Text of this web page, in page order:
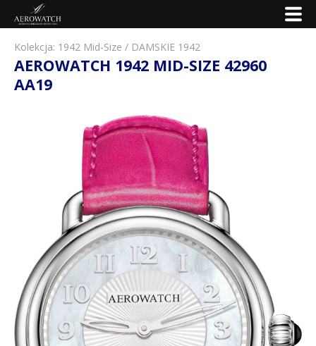
Kolekcja: 1942 Mid-Size / DAMSKIE 1942
AEROWATCH 1942 MID-SIZE 42960
AA19